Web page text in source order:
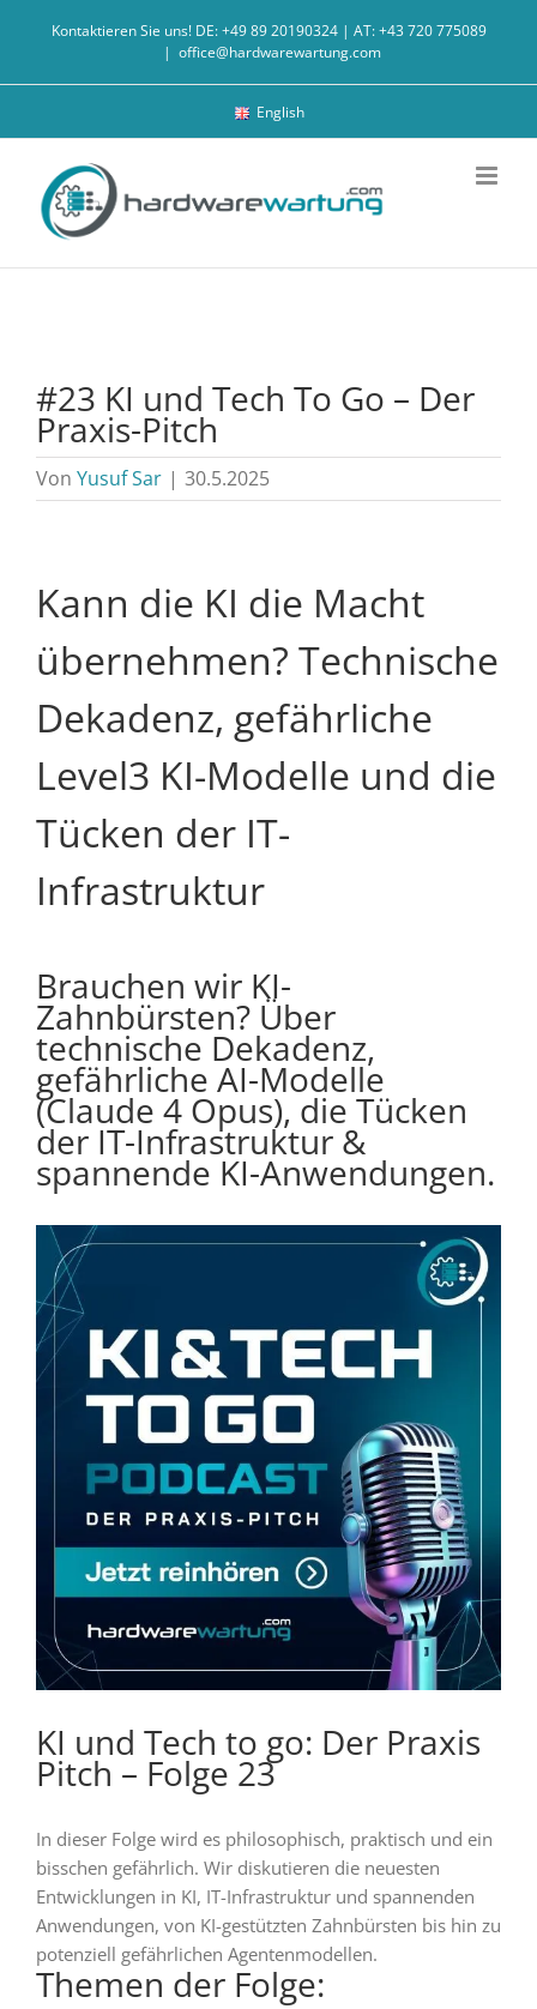
Kontaktieren Sie uns! DE: +49 89 20190324 | AT: +43 720 775089
| office@hardwarewartung.com
English
#23 KI und Tech To Go – Der
Praxis-Pitch
Von Yusuf Sar | 30.5.2025
Kann die KI die Macht
übernehmen? Technische
Dekadenz, gefährliche
Level3 KI-Modelle und die
Tücken der IT-
Infrastruktur
Brauchen wir KI-
Zahnbürsten? Über
technische Dekadenz,
gefährliche AI-Modelle
(Claude 4 Opus), die Tücken
der IT-Infrastruktur &
spannende KI-Anwendungen.
KI und Tech to go: Der Praxis
Pitch – Folge 23
In dieser Folge wird es philosophisch, praktisch und ein
bisschen gefährlich. Wir diskutieren die neuesten
Entwicklungen in KI, IT-Infrastruktur und spannenden
Anwendungen, von KI-gestützten Zahnbürsten bis hin zu
potenziell gefährlichen Agentenmodellen.
Themen der Folge: